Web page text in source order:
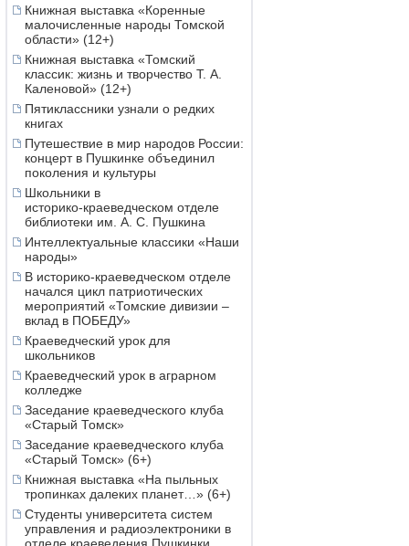
Книжная выставка «Коренные
малочисленные народы Томской
области» (12+)
Книжная выставка «Томский
классик: жизнь и творчество Т. А.
Каленовой» (12+)
Пятиклассники узнали о редких
книгах
Путешествие в мир народов России:
концерт в Пушкинке объединил
поколения и культуры
Школьники в
историко‑краеведческом отделе
библиотеки им. А. С. Пушкина
Интеллектуальные классики «Наши
народы»
В историко-краеведческом отделе
начался цикл патриотических
мероприятий «Томские дивизии –
вклад в ПОБЕДУ»
Краеведческий урок для
школьников
Краеведческий урок в аграрном
колледже
Заседание краеведческого клуба
«Старый Томск»
Заседание краеведческого клуба
«Старый Томск» (6+)
Книжная выставка «На пыльных
тропинках далеких планет…» (6+)
Студенты университета систем
управления и радиоэлектроники в